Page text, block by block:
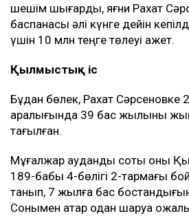
шешім шығарды, яғни Рахат
баспанасы әлі күнге дейін
үшін 10 млн теңге төлеуі қажет.
Қылмыстық іс
Бұдан бөлек, Рахат
аралығында 39 бас жылқыны
тағылған.
Мұғалжар аудандық соты оны
189-бабы 4-бөлігі 2-тармағы
танып, 7 жылға бас
Сонымен қатар одан шаруа